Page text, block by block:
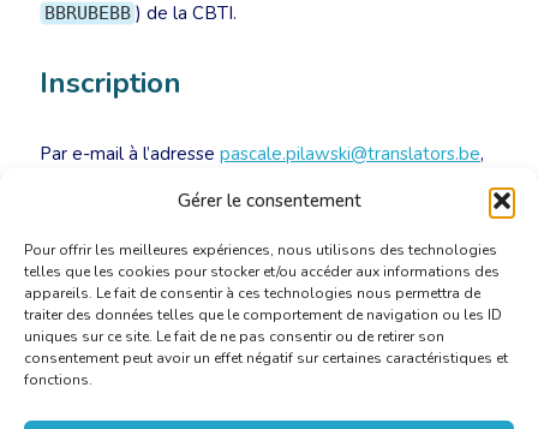
Gérer le consentement
Pour offrir les meilleures expériences, nous utilisons des technologies
telles que les cookies pour stocker et/ou accéder aux informations des
appareils. Le fait de consentir à ces technologies nous permettra de
traiter des données telles que le comportement de navigation ou les ID
uniques sur ce site. Le fait de ne pas consentir ou de retirer son
consentement peut avoir un effet négatif sur certaines caractéristiques et
fonctions.
BBRUBEBB ) de la CBTI.
Inscription
Par e-mail à l’adresse pascale.pilawski@translators.be,